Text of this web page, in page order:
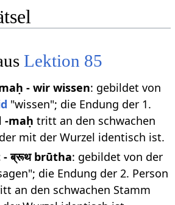
Lektion 85
- wir wissen: gebildet von
"wissen"; die Endung der 1.
-maḥ tritt an den schwachen
mit der Wurzel identisch ist.
- ब्रूथ brūtha: gebildet von der
die Endung der 2. Person
an den schwachen Stamm